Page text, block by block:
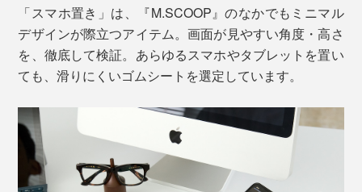
「スマホ置き」は、『M.SCOOP』のなかでもミニマル
デザインが際立つアイテム。画面が見やすい角度・高さ
を、徹底して検証。あらゆるスマホやタブレットを置い
ても、滑りにくいゴムシートを選定しています。